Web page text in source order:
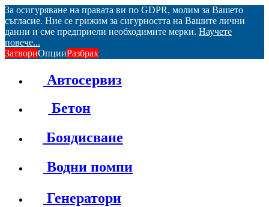
За осигуряване на правата ви по GDPR, молим за Вашето
съгласие. Ние се грижим за сигурността на Вашите лични
данни и сме предприели необходимите мерки. Научете
повече...
ЗатвориОпцииРазбрах
Автосервиз
Бетон
Боядисване
Водни помпи
Генератори